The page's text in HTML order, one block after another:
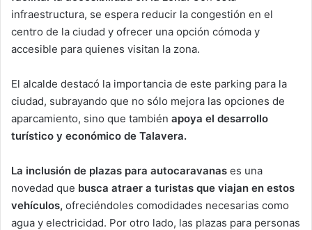
infraestructura, se espera reducir la congestión en el
centro de la ciudad y ofrecer una opción cómoda y
accesible para quienes visitan la zona.
El alcalde destacó la importancia de este parking para la
ciudad, subrayando que no sólo mejora las opciones de
aparcamiento, sino que también apoya el desarrollo
turístico y económico de Talavera.
La inclusión de plazas para autocaravanas es una
novedad que busca atraer a turistas que viajan en estos
vehículos, ofreciéndoles comodidades necesarias como
agua y electricidad. Por otro lado, las plazas para personas